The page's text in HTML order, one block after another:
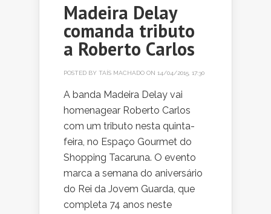
Madeira Delay
comanda tributo
a Roberto Carlos
POSTED BY TAÍS MACHADO ON 14/04/2015, 17:30
A banda Madeira Delay vai
homenagear Roberto Carlos
com um tributo nesta quinta-
feira, no Espaço Gourmet do
Shopping Tacaruna. O evento
marca a semana do aniversário
do Rei da Jovem Guarda, que
completa 74 anos neste